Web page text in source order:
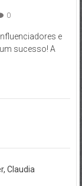
0
e
sucesso! A
Claudia